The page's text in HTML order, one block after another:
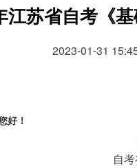
江苏省自考《
2023-01-31
好！
自